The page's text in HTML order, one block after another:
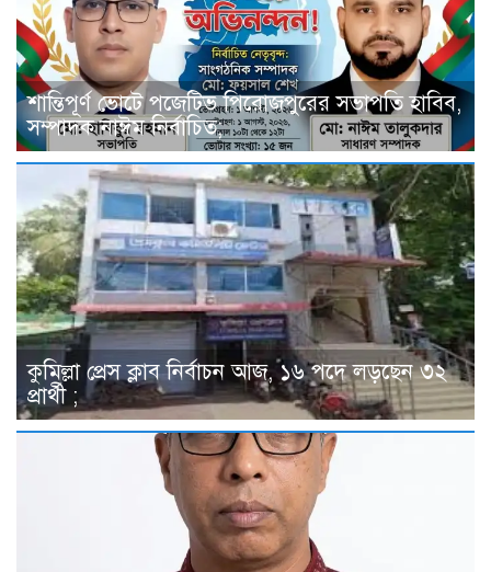
শান্তিপূর্ণ ভোটে পজেটিভ পিরোজপুরের সভাপতি হাবিব,
সম্পাদক নাঈম নির্বাচিত;
কুমিল্লা প্রেস ক্লাব নির্বাচন আজ, ১৬ পদে লড়ছেন ৩২
প্রার্থী ;